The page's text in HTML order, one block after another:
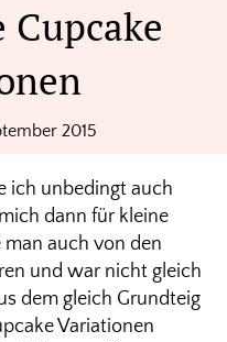
Cupcake
2015
ich unbedingt auch
dann für kleine
auch von den
und war nicht gleich
dem gleich Grundteig
Variationen